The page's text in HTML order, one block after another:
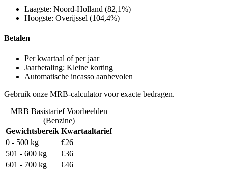
Laagste: Noord-Holland (82,1%)
Hoogste: Overijssel (104,4%)
Betalen
Per kwartaal of per jaar
Jaarbetaling: Kleine korting
Automatische incasso aanbevolen
Gebruik onze MRB-calculator voor exacte bedragen.
MRB Basistarief Voorbeelden
(Benzine)
Gewichtsbereik Kwartaaltarief
0 - 500 kg
€26
501 - 600 kg
€36
601 - 700 kg
€46